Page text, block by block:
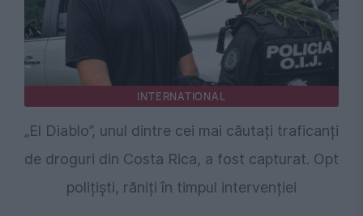
INTERNATIONAL
„El Diablo”, unul dintre cei mai căutați traficanți
de droguri din Costa Rica, a fost capturat. Opt
polițiști, răniți în timpul intervenției